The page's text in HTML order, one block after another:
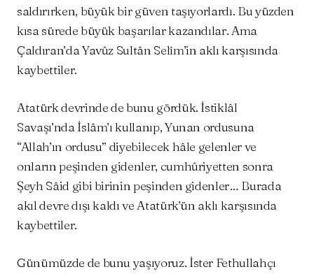
saldırırken, büyük bir güven taşıyorlardı. Bu yüzden
kısa sürede büyük başarılar kazandılar. Ama
Çaldıran’da Yavûz Sultân Selîm’in aklı karşısında
kaybettiler.
Atatürk devrinde de bunu gördük. İstiklâl
Savaşı’nda İslâm’ı kullanıp, Yunan ordusuna
“Allah’ın ordusu” diyebilecek hâle gelenler ve
onların peşinden gidenler, cumhûriyetten sonra
Şeyh Sâid gibi birinin peşinden gidenler… Burada
akıl devre dışı kaldı ve Atatürk’ün aklı karşısında
kaybettiler.
Günümüzde de bunu yaşıyoruz. İster Fethullahçı